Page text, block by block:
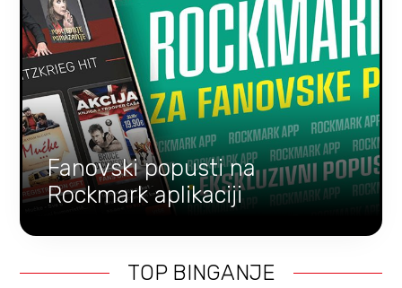
Fanovski popusti na
Rockmark aplikaciji
TOP BINGANJE